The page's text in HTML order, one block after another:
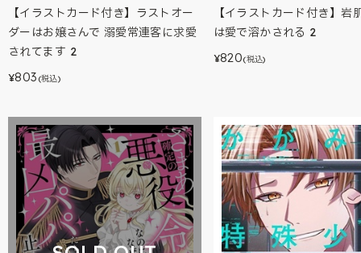
【イラストカード付き】ラストオー
ダーはお嬢さんで 溺愛常連客に求愛
されてます 2
¥803 (税込)
【イラストカード付き】岩
は愛で溶かされる 2
¥820(税込)